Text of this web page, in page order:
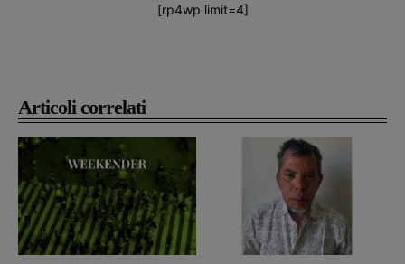
Articoli correlati
[rp4wp limit=4]